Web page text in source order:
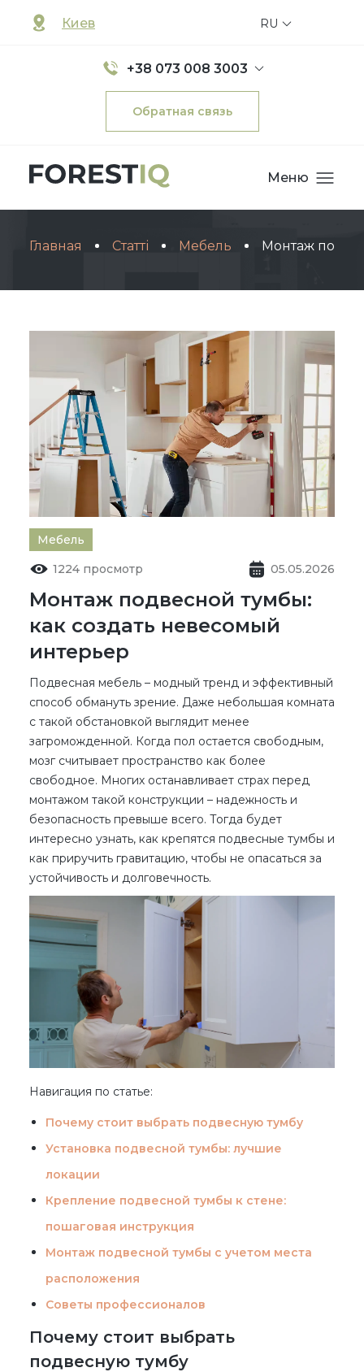
Киев
+38 073 008 3003
Обратная связь
RU
Меню
Главная Статті Мебель Монтаж
Мебель
1224 просмотр
05.05.2026
Монтаж подвесной тумбы:
как создать невесомый
интерьер
Подвесная мебель – модный тренд и эффективный
способ обмануть зрение. Даже небольшая комната
с такой обстановкой выглядит менее
загроможденной. Когда пол остается свободным,
мозг считывает пространство как более
свободное. Многих останавливает страх перед
монтажом такой конструкции – надежность и
безопасность превыше всего. Тогда будет
интересно узнать, как крепятся подвесные тумбы и
как приручить гравитацию, чтобы не опасаться за
устойчивость и долговечность.
Навигация по статье:
Почему стоит выбрать подвесную тумбу
Установка подвесной тумбы: лучшие
локации
Крепление подвесной тумбы к стене:
пошаговая инструкция
Монтаж подвесной тумбы с учетом места
расположения
Советы профессионалов
Почему стоит выбрать
подвесную тумбу